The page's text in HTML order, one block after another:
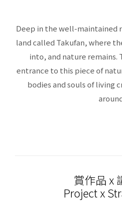
Deep in the well-maintained
land called Takufan, where
into, and nature remains.
entrance to this piece of
bodies and souls of living
賞作品 x
Project x